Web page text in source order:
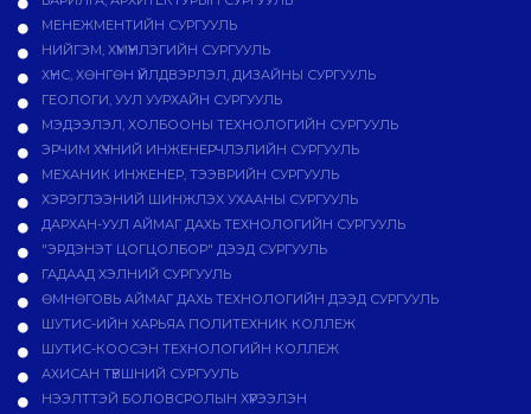
МЕНЕЖМЕНТИЙН СУРГУУЛЬ
НИЙГЭМ, ХҮМҮҮНЛЭГИЙН СУРГУУЛЬ
ХҮНС, ХӨНГӨН ҮЙЛДВЭРЛЭЛ, ДИЗАЙНЫ СУРГУУЛЬ
ГЕОЛОГИ, УУЛ УУРХАЙН СУРГУУЛЬ
МЭДЭЭЛЭЛ, ХОЛБООНЫ ТЕХНОЛОГИЙН СУРГУУЛЬ
ЭРЧИМ ХҮЧНИЙ ИНЖЕНЕРЧЛЭЛИЙН СУРГУУЛЬ
МЕХАНИК ИНЖЕНЕР, ТЭЭВРИЙН СУРГУУЛЬ
ХЭРЭГЛЭЭНИЙ ШИНЖЛЭХ УХААНЫ СУРГУУЛЬ
ДАРХАН-УУЛ АЙМАГ ДАХЬ ТЕХНОЛОГИЙН СУРГУУЛЬ
"ЭРДЭНЭТ ЦОГЦОЛБОР" ДЭЭД СУРГУУЛЬ
ГАДААД ХЭЛНИЙ СУРГУУЛЬ
ӨМНӨГОВЬ АЙМАГ ДАХЬ ТЕХНОЛОГИЙН ДЭЭД СУРГУУЛЬ
ШУТИС-ИЙН ХАРЬЯА ПОЛИТЕХНИК КОЛЛЕЖ
ШУТИС-КООСЭН ТЕХНОЛОГИЙН КОЛЛЕЖ
АХИСАН ТҮВШНИЙ СУРГУУЛЬ
НЭЭЛТТЭЙ БОЛОВСРОЛЫН ХҮРЭЭЛЭН